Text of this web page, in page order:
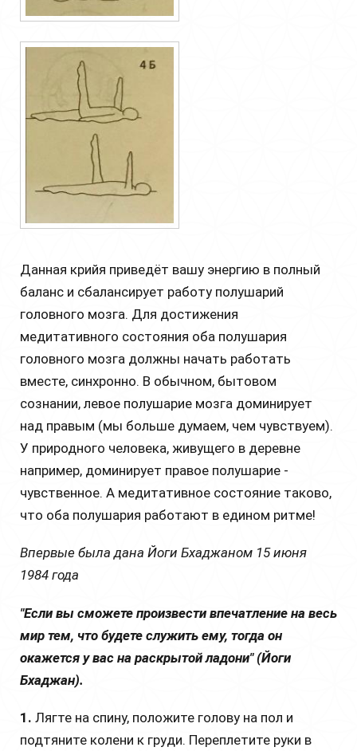
Данная крийя приведёт вашу энергию в полный
баланс и сбалансирует работу полушарий
головного мозга. Для достижения
медитативного состояния оба полушария
головного мозга должны начать работать
вместе, синхронно. В обычном, бытовом
сознании, левое полушарие мозга доминирует
над правым (мы больше думаем, чем чувствуем).
У природного человека, живущего в деревне
например, доминирует правое полушарие -
чувственное. А медитативное состояние таково,
что оба полушария работают в едином ритме!
Впервые была дана Йоги Бхаджаном 15 июня
1984 года
"Если вы сможете произвести впечатление на весь
мир тем, что будете служить ему, тогда он
окажется у вас на раскрытой ладони" (Йоги
Бхаджан).
1. Лягте на спину, положите голову на пол и
подтяните колени к груди. Переплетите руки в